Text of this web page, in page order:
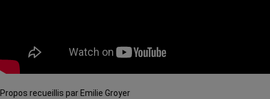
Propos recueillis par Emilie Groyer